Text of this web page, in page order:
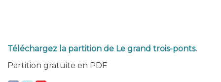
Téléchargez la partition de Le grand trois-ponts.
Partition gratuite en PDF